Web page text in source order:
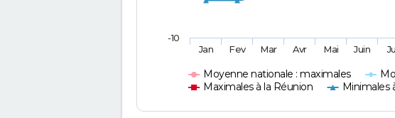
Moyenne nationale : maximales
Maximales à la Réunion
Minimales
Jan Fev Mar Avr Mai Juin
-10